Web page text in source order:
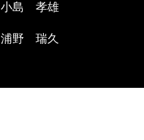
小島 孝雄
浦野 瑞久